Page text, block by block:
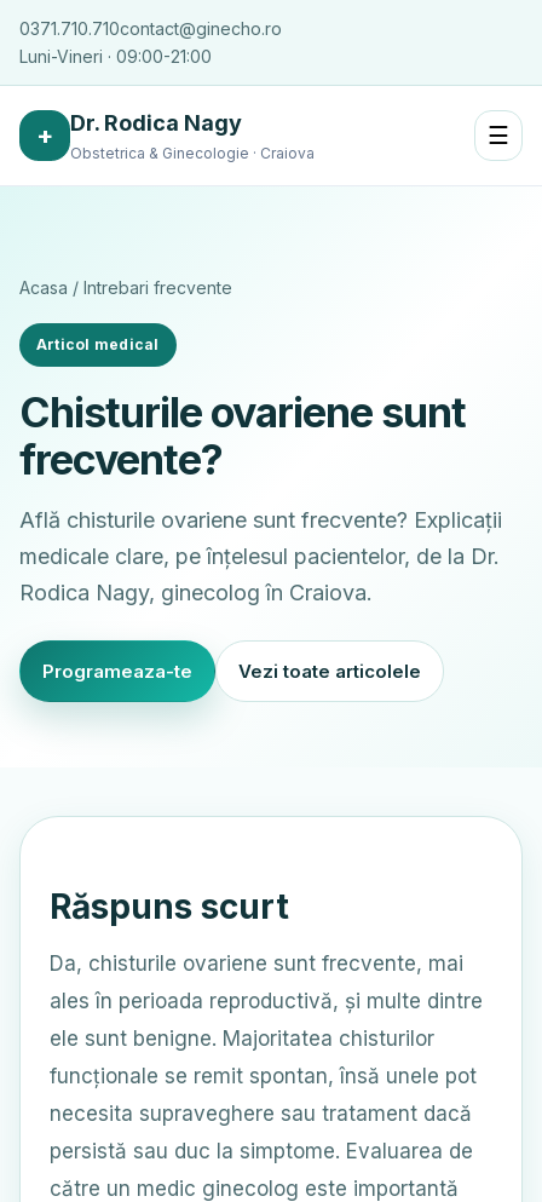
0371.710.710contact@ginecho.ro
Luni-Vineri · 09:00-21:00
+ Dr. Rodica Nagy
Obstetrica & Ginecologie · Craiova
☰
Acasa / Intrebari frecvente
Articol medical
Chisturile ovariene sunt
frecvente?
Află chisturile ovariene sunt frecvente? Explicații
medicale clare, pe înțelesul pacientelor, de la Dr.
Rodica Nagy, ginecolog în Craiova.
Programeaza-te Vezi toate articolele
Răspuns scurt
Da, chisturile ovariene sunt frecvente, mai
ales în perioada reproductivă, și multe dintre
ele sunt benigne. Majoritatea chisturilor
funcționale se remit spontan, însă unele pot
necesita supraveghere sau tratament dacă
persistă sau duc la simptome. Evaluarea de
către un medic ginecolog este importantă